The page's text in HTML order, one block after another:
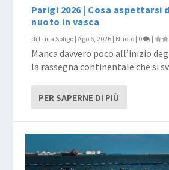
Parigi 2026 | Cosa aspettarsi
nuoto in vasca
di Luca Soligo |Ago 6, 2026 | Nuoto | 0 |
Manca davvero poco all’inizio
la rassegna continentale che si
PER SAPERNE DI PIÙ